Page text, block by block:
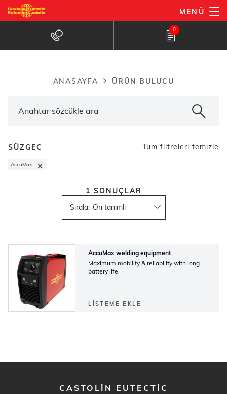
Ana
içeriğe
MENÜ
Ürün bulucu 0
ANASAYFA ÜRÜN BULUCU
SÜZGEÇ Tüm filtreleri temizle
AccuMax ×
Sırala:
1 SONUÇLAR
AccuMax welding equipment
Maximum mobility & reliability with long
battery life.
LISTEME EKLE
CASTOLIN EUTECTIC